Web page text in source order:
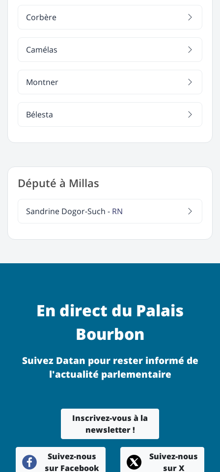
Corbère
Camélas
Montner
Bélesta
Député à Millas
Sandrine Dogor-Such - RN
En direct du Palais
Bourbon
Suivez Datan pour rester informé de
l'actualité parlementaire
Inscrivez-vous à la
newsletter !
Suivez-nous
sur Facebook
Suivez-nous
sur X